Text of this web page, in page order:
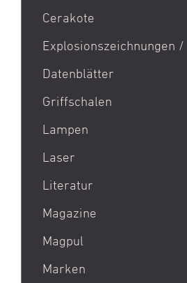
1911
Aktion Bester Preis
AR 15
B&T Print-X
CZ 75 / CZ TS
Eotech EXPS3 / Eotech
EXPS2
Glock 48 / Glock 43X
Heckler & Koch MP5 /
Heckler & Koch SP5
Cerakote
Explosionszeichnungen /
Datenblätter
Griffschalen
Lampen
Laser
Literatur
Magazine
Magpul
Marken